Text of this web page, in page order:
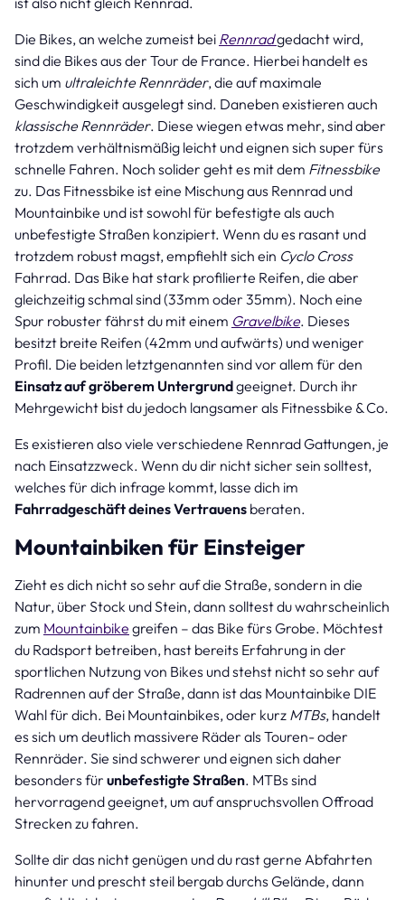
Die Bikes, an welche zumeist bei Rennradgedacht wird,
sind die Bikes aus der Tour de France. Hierbei handelt es
sich um ultraleichte Rennräder, die auf maximale
Geschwindigkeit ausgelegt sind. Daneben existieren auch
klassische Rennräder. Diese wiegen etwas mehr, sind aber
trotzdem verhältnismäßig leicht und eignen sich super fürs
schnelle Fahren. Noch solider geht es mit dem Fitnessbike
zu. Das Fitnessbike ist eine Mischung aus Rennrad und
Mountainbike und ist sowohl für befestigte als auch
unbefestigte Straßen konzipiert. Wenn du es rasant und
trotzdem robust magst, empfiehlt sich ein Cyclo Cross
Fahrrad. Das Bike hat stark profilierte Reifen, die aber
gleichzeitig schmal sind (33mm oder 35mm). Noch eine
Spur robuster fährst du mit einem Gravelbike. Dieses
besitzt breite Reifen (42mm und aufwärts) und weniger
Profil. Die beiden letztgenannten sind vor allem für den
Einsatz auf gröberem Untergrundgeeignet. Durch ihr
Mehrgewicht bist du jedoch langsamer als Fitnessbike & Co.
Es existieren also viele verschiedene Rennrad Gattungen, je
nach Einsatzzweck. Wenn du dir nicht sicher sein solltest,
welches für dich infrage kommt, lasse dich im
Fahrradgeschäft deines Vertrauens beraten.
Mountainbiken für Einsteiger
Zieht es dich nicht so sehr auf die Straße, sondern in die
Natur, über Stock und Stein, dann solltest du wahrscheinlich
zum Mountainbike greifen – das Bike fürs Grobe. Möchtest
du Radsport betreiben, hast bereits Erfahrung in der
sportlichen Nutzung von Bikes und stehst nicht so sehr auf
Radrennen auf der Straße, dann ist das Mountainbike DIE
Wahl für dich. Bei Mountainbikes, oder kurz MTBs, handelt
es sich um deutlich massivere Räder als Touren- oder
Rennräder. Sie sind schwerer und eignen sich daher
besonders für unbefestigte Straßen. MTBs sind
hervorragend geeignet, um auf anspruchsvollen Offroad
Strecken zu fahren.
Sollte dir das nicht genügen und du rast gerne Abfahrten
hinunter und prescht steil bergab durchs Gelände, dann